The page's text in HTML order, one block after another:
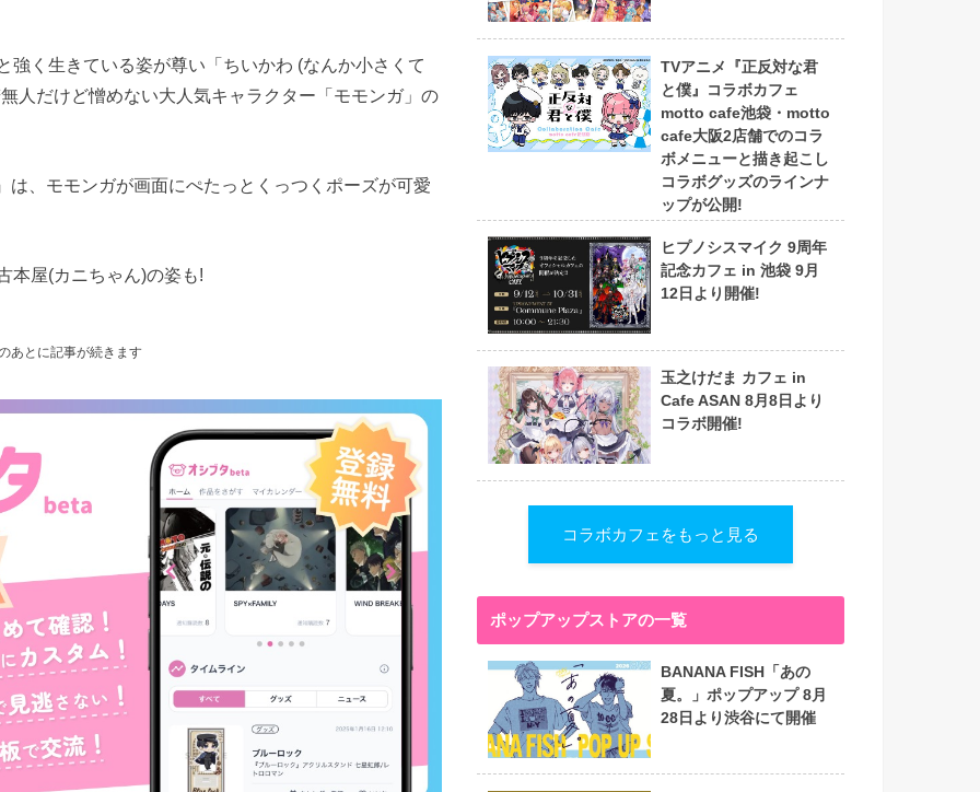
く生きている姿が尊い「ちいかわ (なんか小さくて
人だけど憎めない大人気キャラクター「モモンガ」の
、モモンガが画面にぺたっとくっつくポーズが可愛
本屋(カニちゃん)の姿も!
あとに記事が続きます
TVアニメ『正反対な君
と僕』コラボカフェ
motto cafe池袋・motto
cafe大阪2店舗でのコラ
ボメニューと描き起こし
コラボグッズのラインナ
ップが公開!
ヒプノシスマイク 9周年
記念カフェ in 池袋 9月
12日より開催!
玉之けだま カフェ in
Cafe ASAN 8月8日より
コラボ開催!
コラボカフェをもっと見る
ポップアップストアの一覧
BANANA FISH「あの
夏。」ポップアップ 8月
28日より渋谷にて開催